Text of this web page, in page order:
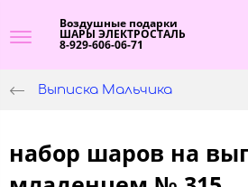
Воздушные подарки
ШАРЫ ЭЛЕКТРОСТАЛЬ
8-929-606-06-71
Выписка Мальчика
набор шаров на